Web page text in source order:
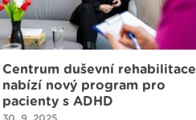
Centrum duševní rehabilitace
nabízí nový program pro
pacienty s ADHD